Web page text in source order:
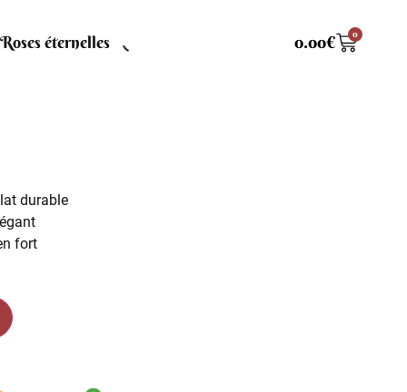
Roses éternelles 0.00€ 0
durable
fort